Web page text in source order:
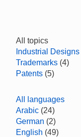
All topics
Industrial Designs
Trademarks (4)
Patents (5)
All languages
Arabic (24)
German (2)
English (49)